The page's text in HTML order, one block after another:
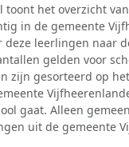
toont het overzicht
in de gemeente
deze leerlingen naar
gelden voor
zijn gesorteerd op
gaat. Alleen
uit de gemeente